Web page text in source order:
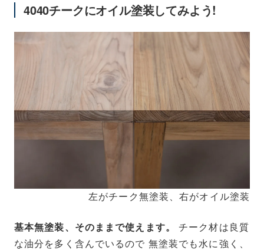
4040チークにオイル塗装してみよう!
左がチーク無塗装、右がオイル塗装
基本無塗装、そのままで使えます。
チーク材は良質
な油分を多く含んでいるので 無塗装でも水に強く、